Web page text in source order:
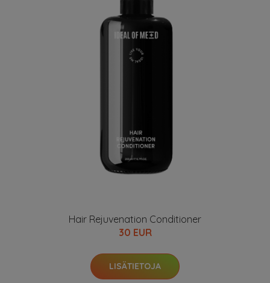
Hair Rejuvenation Conditioner
30 EUR
LISÄTIETOJA